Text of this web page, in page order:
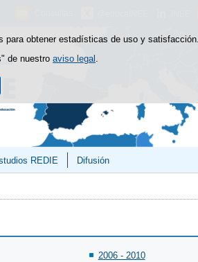
obtener estadísticas de uso y satisfacción.
de nuestro aviso legal
REDIE Difusión
2006 - 2010